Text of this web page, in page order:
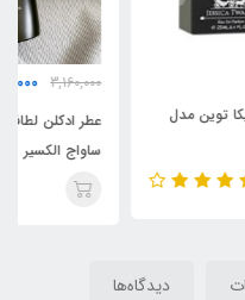
تومان
عطر ادکلن لطافه مدل اسد رایحه
دیدگاه‌ها